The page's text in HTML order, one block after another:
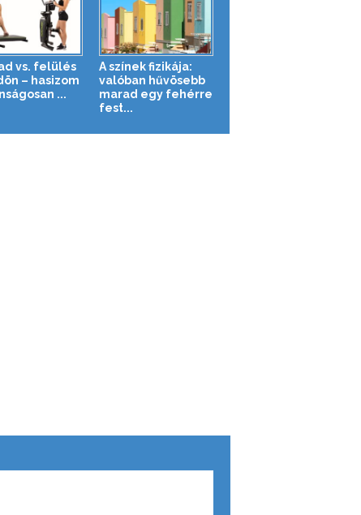
vs. felülés
– hasizom
...
A színek fizikája:
valóban hűvösebb
marad egy fehérre
fest...